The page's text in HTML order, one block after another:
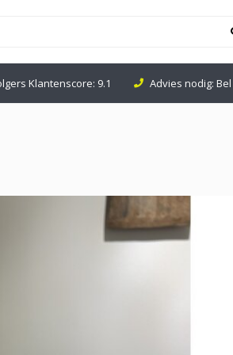
Klantenscore: 9.1 Advies nodig: Bel